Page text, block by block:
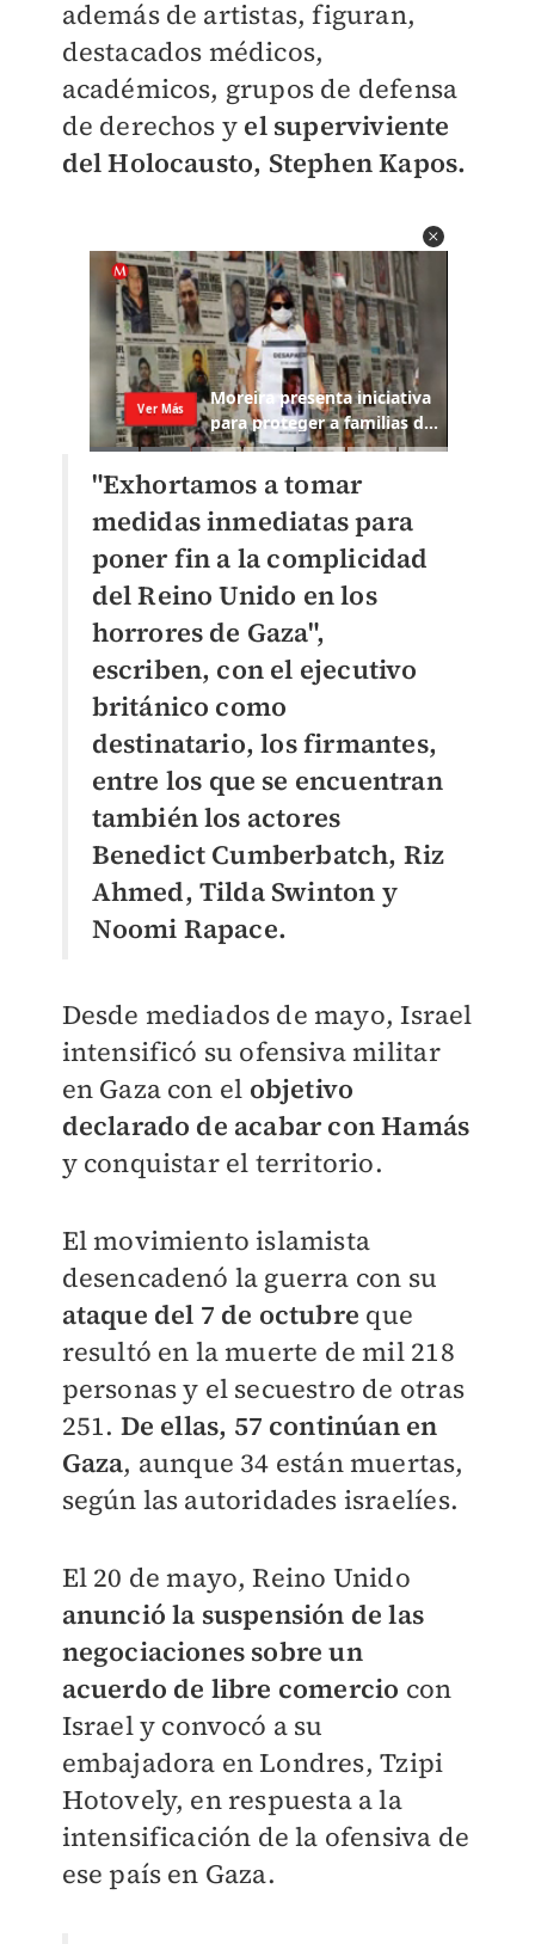
además de artistas, figuran,
destacados médicos,
académicos, grupos de defensa
de derechos y el superviviente
del Holocausto, Stephen Kapos.
"Exhortamos a tomar
medidas inmediatas para
poner fin a la complicidad
del Reino Unido en los
horrores de Gaza",
escriben, con el ejecutivo
británico como
destinatario, los firmantes,
entre los que se encuentran
también los actores
Benedict Cumberbatch, Riz
Ahmed, Tilda Swinton y
Noomi Rapace.
Desde mediados de mayo, Israel
intensificó su ofensiva militar
en Gaza con el objetivo
declarado de acabar con Hamás
y conquistar el territorio.
El movimiento islamista
desencadenó la guerra con su
ataque del 7 de octubre que
resultó en la muerte de mil 218
personas y el secuestro de otras
251. De ellas, 57 continúan en
Gaza, aunque 34 están muertas,
según las autoridades israelíes.
El 20 de mayo, Reino Unido
anunció la suspensión de las
negociaciones sobre un
acuerdo de libre comercio con
Israel y convocó a su
embajadora en Londres, Tzipi
Hotovely, en respuesta a la
intensificación de la ofensiva de
ese país en Gaza.